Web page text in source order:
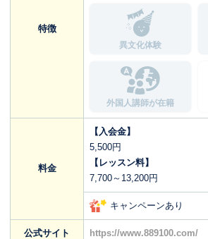
特徴
異文化体験
外国人講師が在籍
料金
【入会金】
5,500円
【レッスン料】
7,700～13,200円
キャンペーンあり
公式サイト https://www.889100.com/